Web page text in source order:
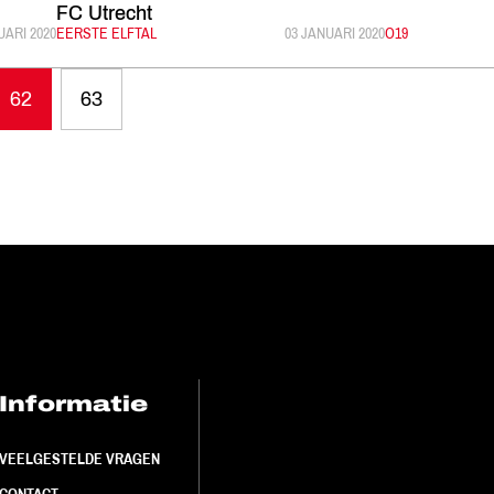
2020
FC Utrecht
CATEGORIE:
EERSTE ELFTAL GEPUBLICEERD:
03 JANUARI 2020CATEGORIE:
O19
62 63
Informatie
VEELGESTELDE VRAGEN